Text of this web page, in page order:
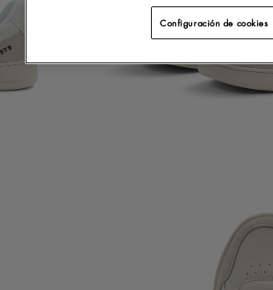
Configuración de cookies